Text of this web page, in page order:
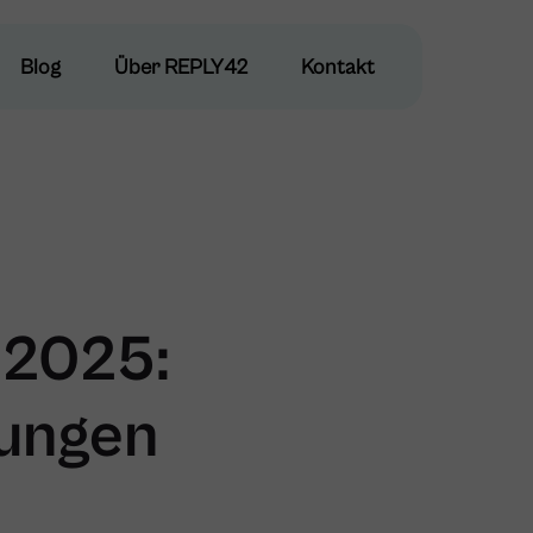
Blog Über REPLY42 Kontakt
Blog Über REPLY42 Kontakt